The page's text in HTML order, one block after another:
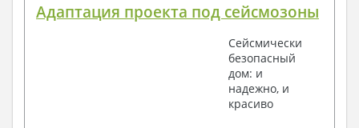
Адаптация проекта под сейсмозоны
Сейсмически
безопасный
дом: и
надежно, и
красиво